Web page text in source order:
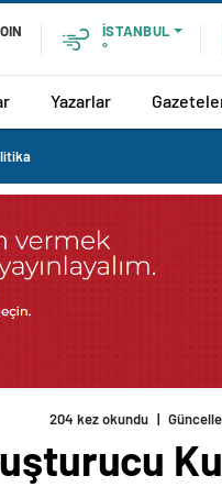
İSTANBUL
°
Yazarlar
204 kez okundu |